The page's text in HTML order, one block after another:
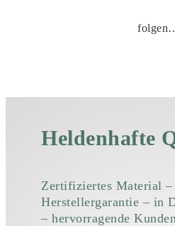
Heldenhafte
Zertifiziertes Material –
Herstellergarantie – in
– hervorragende